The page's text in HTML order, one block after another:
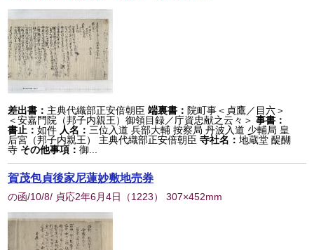
差出書： 主典代織部正安倍朝臣 端裏書： 院町事＜貞鷹／目六＞
＜安嘉門院（邦子内親王）御領目録／庁資忠献之云々＞ 事書：
書止：如件 人名： 三位入道 兵部大輔 按察局 丹波入道 少輔局 皇
后宮（邦子内親王） 主典代織部正安倍朝臣 寺社名：地蔵堂 醍醐
寺 その他事項：御...
賀茂包貞後家尼蓮妙敷地売券
の函/10/8/ 貞応2年6月4日 （1223） 307×452mm